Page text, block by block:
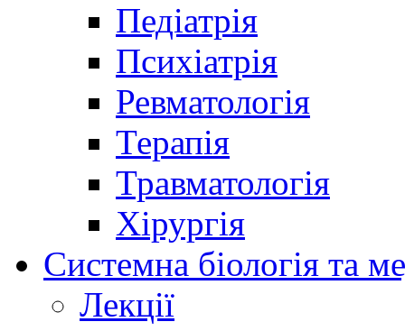
Педіатрія
Психіатрія
Ревматологія
Терапія
Травматологія
Хірургія
Системна біологія та
Лекції